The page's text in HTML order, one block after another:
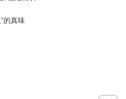
的真味